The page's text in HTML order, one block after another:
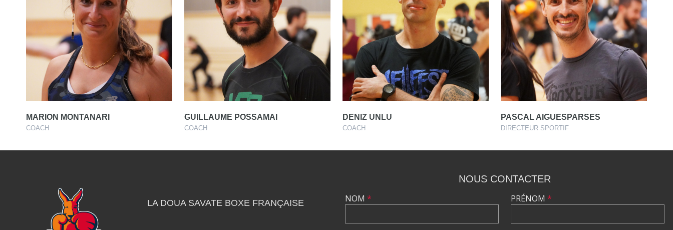
MARION MONTANARI
COACH
GUILLAUME POSSAMAI
COACH
DENIZ UNLU
COACH
PASCAL AIGUESPARSES
DIRECTEUR SPORTIF
LA DOUA SAVATE BOXE FRANÇAISE
NOUS CONTACTER
NOM * PRÉNOM *